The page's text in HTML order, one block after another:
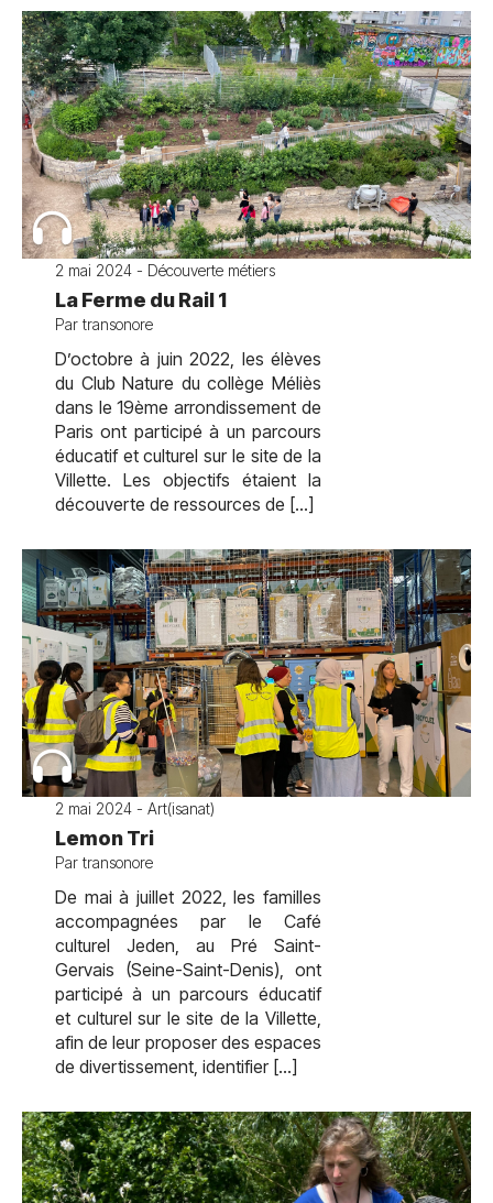
2 mai 2024 - Découverte métiers
La Ferme du Rail 1
Par transonore
D’octobre à juin 2022, les élèves
du Club Nature du collège Méliès
dans le 19ème arrondissement de
Paris ont participé à un parcours
éducatif et culturel sur le site de la
Villette. Les objectifs étaient la
découverte de ressources de […]
2 mai 2024 - Art(isanat)
Lemon Tri
Par transonore
De mai à juillet 2022, les familles
accompagnées par le Café
culturel Jeden, au Pré Saint-
Gervais (Seine-Saint-Denis), ont
participé à un parcours éducatif
et culturel sur le site de la Villette,
afin de leur proposer des espaces
de divertissement, identifier […]